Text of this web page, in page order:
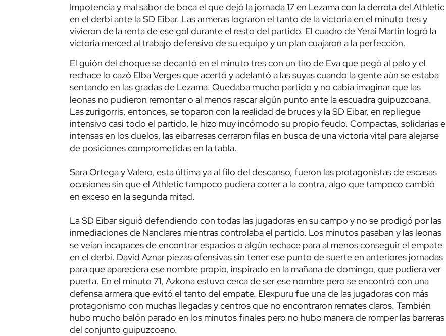
Impotencia y mal sabor de boca el que dejó la jornada 17 en Lezama con la derrota del Athletic
en el derbi ante la SD Eibar. Las armeras lograron el tanto de la victoria en el minuto tres y
vivieron de la renta de ese gol durante el resto del partido. El cuadro de Yerai Martin logró la
victoria merced al trabajo defensivo de su equipo y un plan cuajaron a la perfección.
El guión del choque se decantó en el minuto tres con un tiro de Eva que pegó al palo y el
rechace lo cazó Elba Verges que acertó y adelantó a las suyas cuando la gente aún se estaba
sentando en las gradas de Lezama. Quedaba mucho partido y no cabía imaginar que las
leonas no pudieron remontar o al menos rascar algún punto ante la escuadra guipuzcoana.
Las zurigorris, entonces, se toparon con la realidad de bruces y la SD Eibar, en repliegue
intensivo casi todo el partido, le hizo muy incómodo su propio feudo. Compactas, solidarias e
intensas en los duelos, las eibarresas cerraron filas en busca de una victoria vital para alejarse
de posiciones comprometidas en la tabla.
Sara Ortega y Valero, esta última ya al filo del descanso, fueron las protagonistas de escasas
ocasiones sin que el Athletic tampoco pudiera correr a la contra, algo que tampoco cambió
en exceso en la segunda mitad.
La SD Eibar siguió defendiendo con todas las jugadoras en su campo y no se prodigó por las
inmediaciones de Nanclares mientras controlaba el partido. Los minutos pasaban y las leonas
se veían incapaces de encontrar espacios o algún rechace para al menos conseguir el empate
en el derbi. David Aznar piezas ofensivas sin tener ese punto de suerte en anteriores jornadas
para que apareciera ese nombre propio, inspirado en la mañana de domingo, que pudiera ver
puerta. En el minuto 71, Azkona estuvo cerca de ser ese nombre pero se encontró con una
defensa armera que evitó el tanto del empate. Elexpuru fue una de las jugadoras con más
protagonismo con muchas llegadas y centros que no encontraron remates claros. También
hubo mucho balón parado en los minutos finales pero no hubo manera de romper las barreras
del conjunto guipuzcoano.